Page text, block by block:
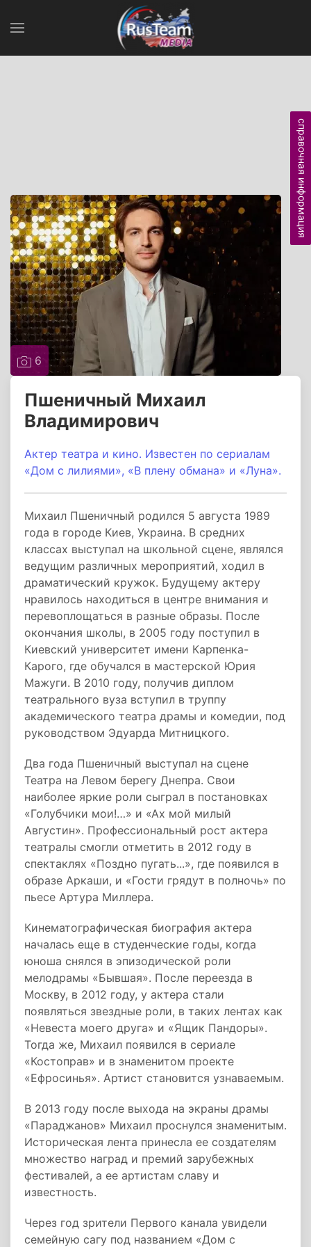
6
Пшеничный Михаил
Владимирович
Актер театра и кино. Известен по сериалам
«Дом с лилиями», «В плену обмана» и «Луна».
Михаил Пшеничный родился 5 августа 1989
года в городе Киев, Украина. В средних
классах выступал на школьной сцене, являлся
ведущим различных мероприятий, ходил в
драматический кружок. Будущему актеру
нравилось находиться в центре внимания и
перевоплощаться в разные образы. После
окончания школы, в 2005 году поступил в
Киевский университет имени Карпенка-
Карого, где обучался в мастерской Юрия
Мажуги. В 2010 году, получив диплом
театрального вуза вступил в труппу
академического театра драмы и комедии, под
руководством Эдуарда Митницкого.
Два года Пшеничный выступал на сцене
Театра на Левом берегу Днепра. Свои
наиболее яркие роли сыграл в постановках
«Голубчики мои!…» и «Ах мой милый
Августин». Профессиональный рост актера
театралы смогли отметить в 2012 году в
спектаклях «Поздно пугать...», где появился в
образе Аркаши, и «Гости грядут в полночь» по
пьесе Артура Миллера.
Кинематографическая биография актера
началась еще в студенческие годы, когда
юноша снялся в эпизодической роли
мелодрамы «Бывшая». После переезда в
Москву, в 2012 году, у актера стали
появляться звездные роли, в таких лентах как
«Невеста моего друга» и «Ящик Пандоры».
Тогда же, Михаил появился в сериале
«Костоправ» и в знаменитом проекте
«Ефросинья». Артист становится узнаваемым.
В 2013 году после выхода на экраны драмы
«Параджанов» Михаил проснулся знаменитым.
Историческая лента принесла ее создателям
множество наград и премий зарубежных
фестивалей, а ее артистам славу и
известность.
Через год зрители Первого канала увидели
семейную сагу под названием «Дом с
справочная информация